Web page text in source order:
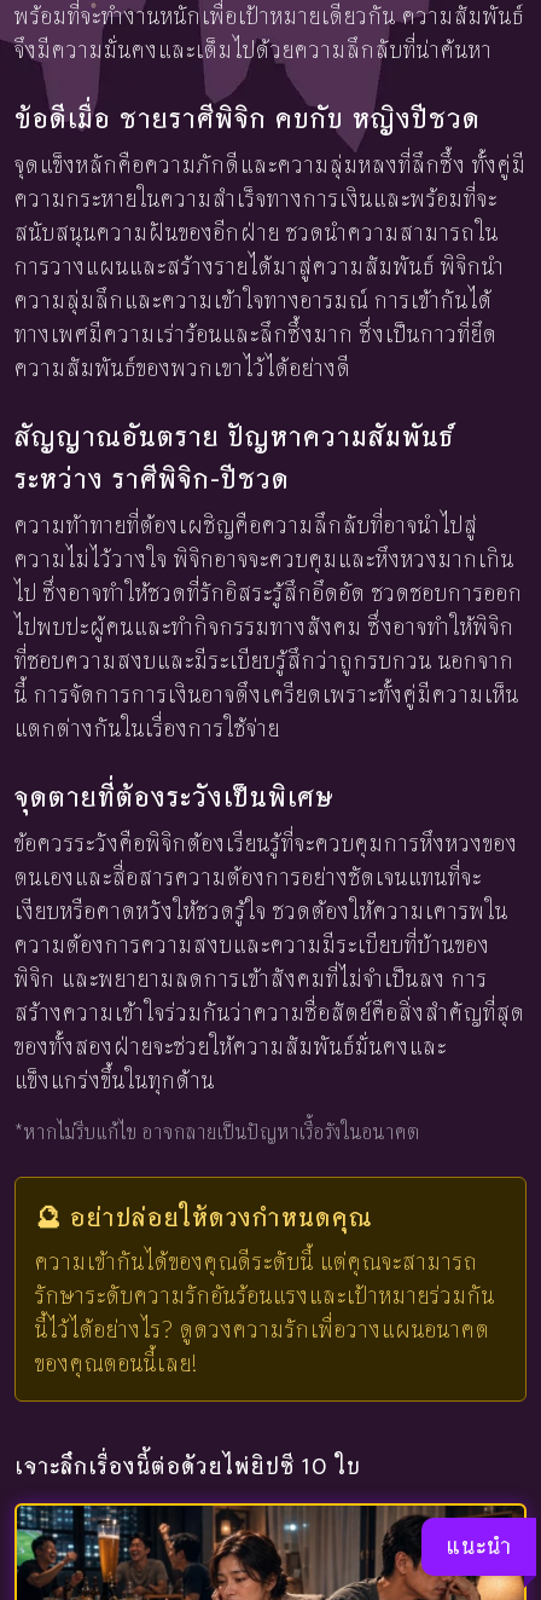
พร้อมที่จะทำงานหนักเพื่อเป้าหมายเดียวกัน ความสัมพันธ์
จึงมีความมั่นคงและเต็มไปด้วยความลึกลับที่น่าค้นหา
ข้อดีเมื่อ ชายราศีพิจิก คบกับ หญิงปีชวด
จุดแข็งหลักคือความภักดีและความลุ่มหลงที่ลึกซึ้ง ทั้งคู่มี
ความกระหายในความสำเร็จทางการเงินและพร้อมที่จะ
สนับสนุนความฝันของอีกฝ่าย ชวดนำความสามารถใน
การวางแผนและสร้างรายได้มาสู่ความสัมพันธ์ พิจิกนำ
ความลุ่มลึกและความเข้าใจทางอารมณ์ การเข้ากันได้
ทางเพศมีความเร่าร้อนและลึกซึ้งมาก ซึ่งเป็นกาวที่ยึด
ความสัมพันธ์ของพวกเขาไว้ได้อย่างดี
สัญญาณอันตราย ปัญหาความสัมพันธ์
ระหว่าง ราศีพิจิก-ปีชวด
ความท้าทายที่ต้องเผชิญคือความลึกลับที่อาจนำไปสู่
ความไม่ไว้วางใจ พิจิกอาจจะควบคุมและหึงหวงมากเกิน
ไป ซึ่งอาจทำให้ชวดที่รักอิสระรู้สึกอึดอัด ชวดชอบการออก
ไปพบปะผู้คนและทำกิจกรรมทางสังคม ซึ่งอาจทำให้พิจิก
ที่ชอบความสงบและมีระเบียบรู้สึกว่าถูกรบกวน นอกจาก
นี้ การจัดการการเงินอาจตึงเครียดเพราะทั้งคู่มีความเห็น
แตกต่างกันในเรื่องการใช้จ่าย
จุดตายที่ต้องระวังเป็นพิเศษ
ข้อควรระวังคือพิจิกต้องเรียนรู้ที่จะควบคุมการหึงหวงของ
ตนเองและสื่อสารความต้องการอย่างชัดเจนแทนที่จะ
เงียบหรือคาดหวังให้ชวดรู้ใจ ชวดต้องให้ความเคารพใน
ความต้องการความสงบและความมีระเบียบที่บ้านของ
พิจิก และพยายามลดการเข้าสังคมที่ไม่จำเป็นลง การ
สร้างความเข้าใจร่วมกันว่าความซื่อสัตย์คือสิ่งสำคัญที่สุด
ของทั้งสองฝ่ายจะช่วยให้ความสัมพันธ์มั่นคงและ
แข็งแกร่งขึ้นในทุกด้าน
*หากไม่รีบแก้ไข อาจกลายเป็นปัญหาเรื้อรังในอนาคต
🔮 อย่าปล่อยให้ดวงกำหนดคุณ
ความเข้ากันได้ของคุณดีระดับนี้ แต่คุณจะสามารถ
รักษาระดับความรักอันร้อนแรงและเป้าหมายร่วมกัน
นี้ไว้ได้อย่างไร? ดูดวงความรักเพื่อวางแผนอนาคต
ของคุณตอนนี้เลย!
เจาะลึกเรื่องนี้ต่อด้วยไพ่ยิปซี 10 ใบ
แนะนำ